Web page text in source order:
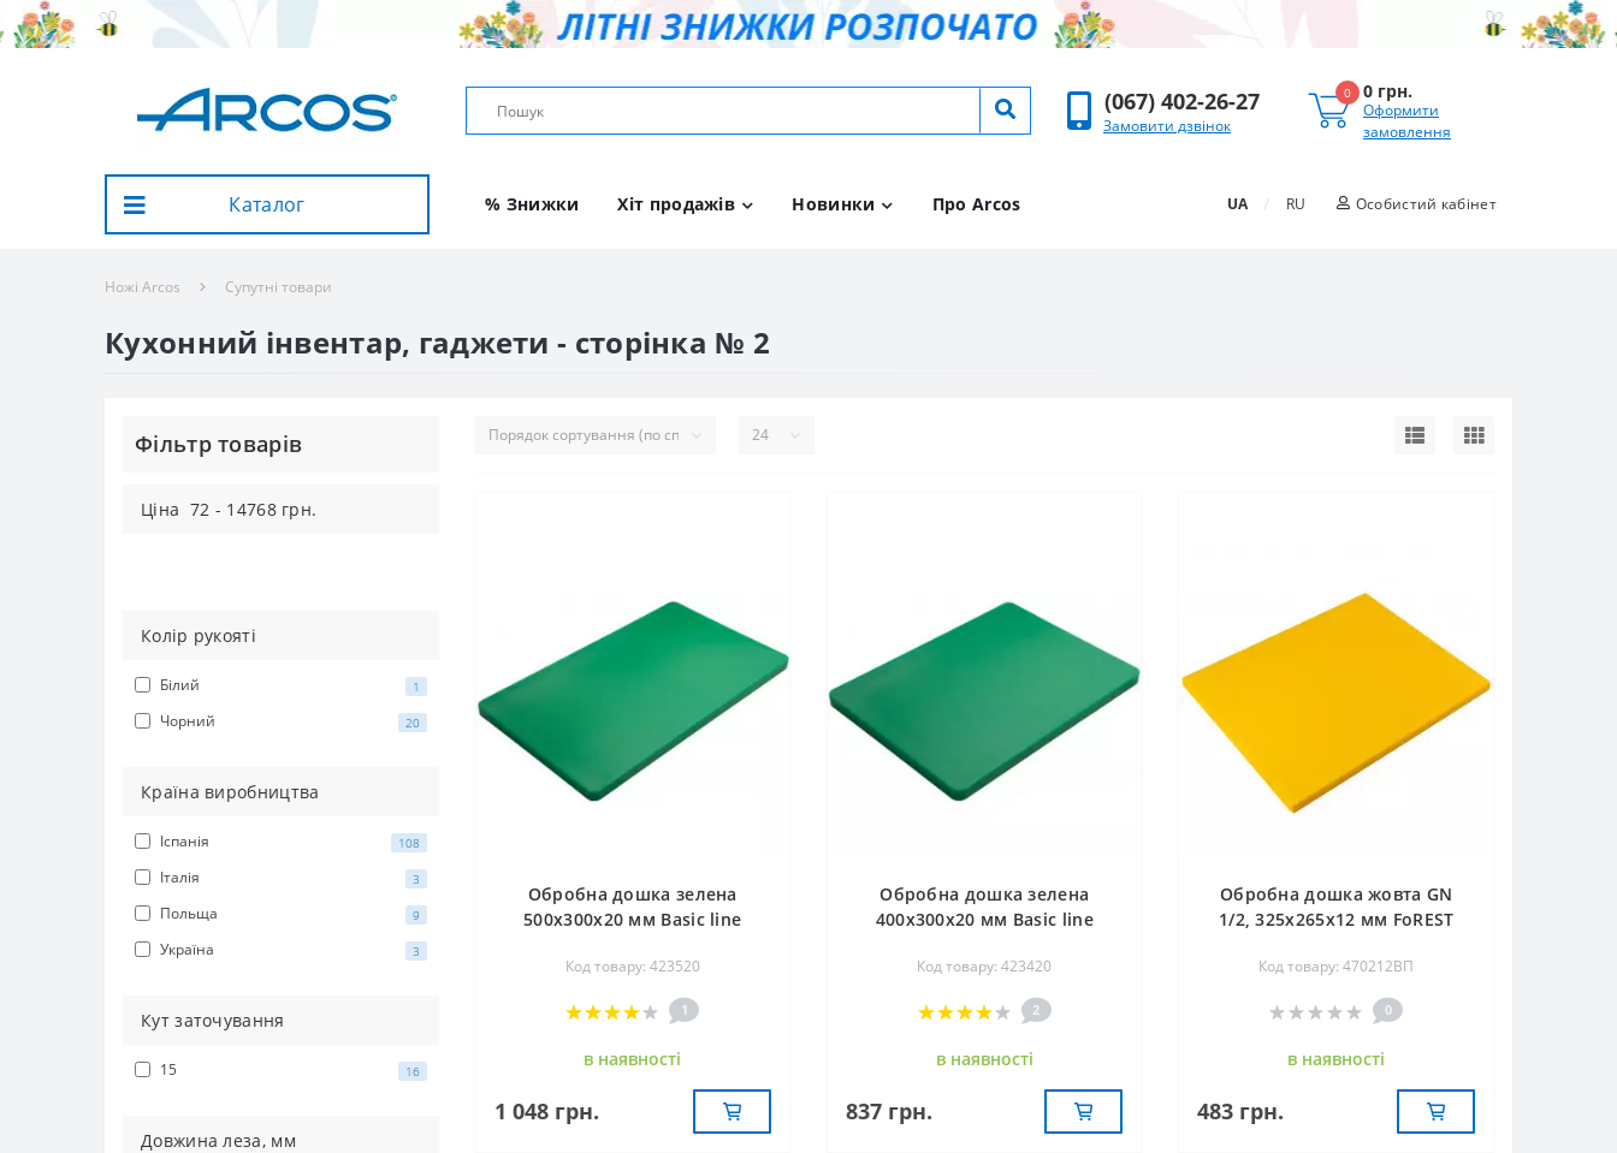
(067) 402-26-27
Замовити дзвінок
0 0 грн.
Оформити
замовлення
Каталог % Знижки Хіт продажів Новинки Про Arcos UA / RU Особистий кабінет
Ножі Arcos Супутні товари
Кухонний інвентар, гаджети - сторінка № 2
Фiльтр товарiв
Цiна 72 - 14768грн.
Колір рукояті
Білий 1
Чорний 20
Країна виробництва
Іспанія 108
Італія 3
Польща 9
Україна 3
Кут заточування
15 16
Довжина леза, мм
Обробна дошка зелена
500х300х20 мм Basic line
Код товару: 423520
1
в наявностi
1 048 грн.
Обробна дошка зелена
400х300х20 мм Basic line
Код товару: 423420
2
в наявностi
837 грн.
Обробна дошка жовта GN
1/2, 325х265х12 мм FoREST
Код товару: 470212ВП
0
в наявностi
483 грн.